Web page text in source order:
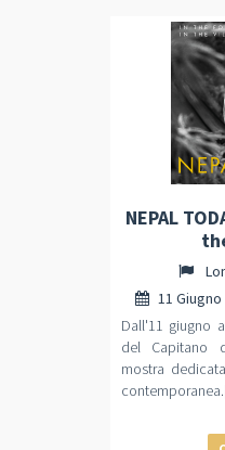
NEPAL
11
Dall'11 giugno
del Capitano
mostra